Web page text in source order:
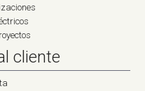
cliente